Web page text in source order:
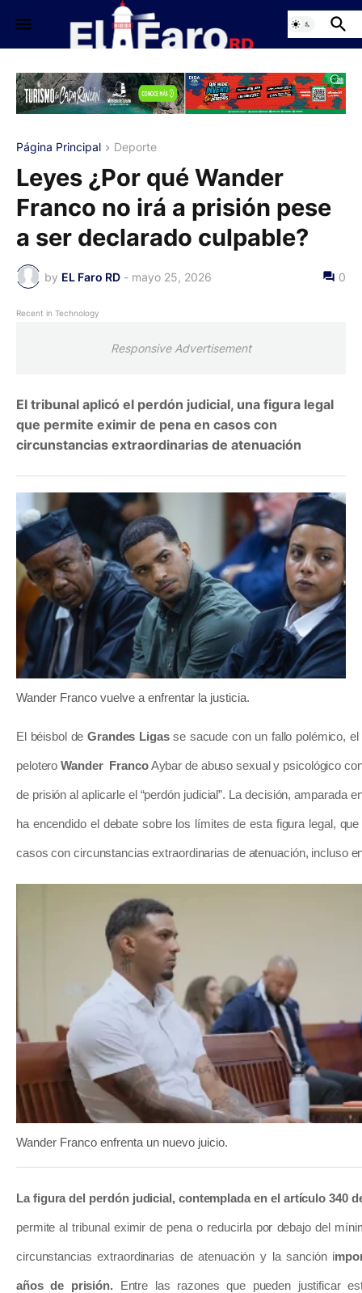
Página Principal Deporte
Leyes ¿Por qué Wander
Franco no irá a prisión pese
a ser declarado culpable?
by EL Faro RD - mayo 25, 2026 0
Recent in Technology
Responsive Advertisement
El tribunal aplicó el perdón judicial, una figura legal
que permite eximir de pena en casos con
circunstancias extraordinarias de atenuación
Wander Franco vuelve a enfrentar la justicia.
El béisbol deGrandes Ligasse sacude con un fallo polémico, el
pelotero Wander FrancoAybar de abuso sexual y psicológico
de prisión al aplicarle el “perdón judicial”. La decisión, amparada
ha encendido el debate sobre los límites de esta figura legal,
casos con circunstancias extraordinarias de atenuación, incluso
Wander Franco enfrenta un nuevo juicio.
La figura del perdón judicial, contemplada en el artículo 340
permite al tribunal eximir de pena o reducirla por debajo del
circunstancias extraordinarias de atenuación y la sanción i
años de prisión. Entre las razones que pueden justificar